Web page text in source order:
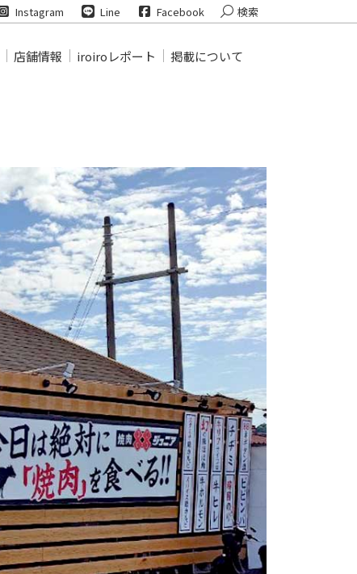
Instagram Line Facebook Search:
検索
店舗情報 iroiroレポート 掲載について